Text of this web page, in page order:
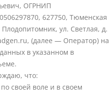
ОГРНИП
627750, Тюменская
ул. Светлая, д.
(далее — Оператор) на
в указанном в
что:
своей воле и в своем